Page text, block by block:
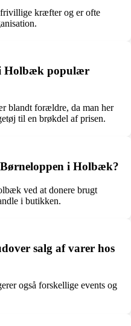
kræfter og er ofte
Holbæk populær
blandt forældre, da man her
til en brøkdel af prisen.
i Holbæk?
ved at donere brugt
i butikken.
salg af varer hos
også forskellige events og